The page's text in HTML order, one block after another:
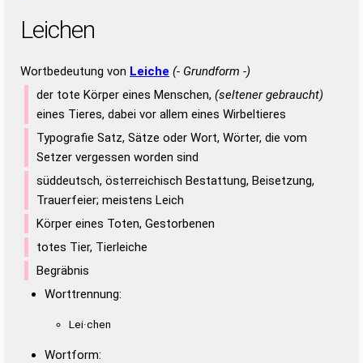
Leichen
Wortbedeutung von Leiche (- Grundform -)
der tote Körper eines Menschen, (seltener gebraucht)
eines Tieres, dabei vor allem eines Wirbeltieres
Typografie Satz, Sätze oder Wort, Wörter, die vom
Setzer vergessen worden sind
süddeutsch, österreichisch Bestattung, Beisetzung,
Trauerfeier; meistens Leich
Körper eines Toten, Gestorbenen
totes Tier, Tierleiche
Begräbnis
Worttrennung:
Lei·chen
Wortform: